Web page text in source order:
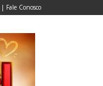
| Fale Conosco